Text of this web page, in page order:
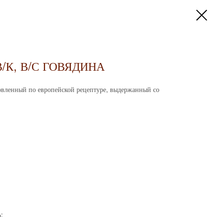
К, В/С ГОВЯДИНА
по европейской рецептуре, выдержанный со